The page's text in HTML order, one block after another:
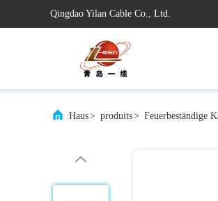
Qingdao Yilan Cable Co., Ltd.
Haus> produits> Feuerbeständige